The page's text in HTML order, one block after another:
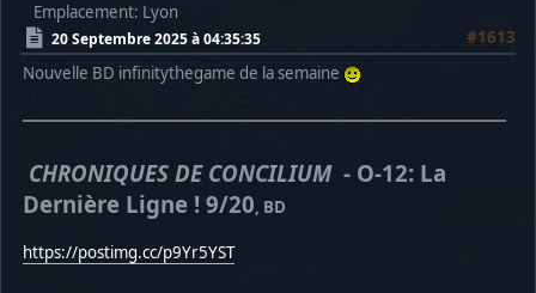
Emplacement: Lyon
20 Septembre 2025 à 04:35:35
#1613
Nouvelle BD infinitythegame de la semaine
CHRONIQUES DE CONCILIUM - O-12: La
Dernière Ligne ! 9/20, BD
https://postimg.cc/p9Yr5YST